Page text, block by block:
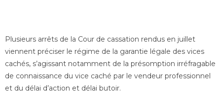
Plusieurs arrêts de la Cour de cassation rendus en juillet
viennent préciser le régime de la garantie légale des vices
cachés, s’agissant notamment de la présomption irréfragable
de connaissance du vice caché par le vendeur professionnel
et du délai d’action et délai butoir.